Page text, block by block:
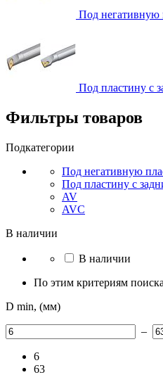
Под негативную
Под пластину с
Фильтры товаров
Подкатегории
Под негативную
Под пластину с
AV
AVC
В наличии
В наличии
По этим критериям
D min, (мм)
–
6
63